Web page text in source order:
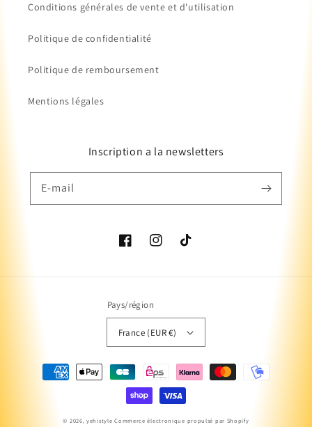
Conditions générales de vente et d'utilisation
Politique de confidentialité
Politique de remboursement
Mentions légales
Inscription a la newsletters
E-mail
FacebookInstagramTikTok
Pays/région
France (EUR €)
Moyens
© 2026,yehistyle Commerce électronique propulsé par Shopify